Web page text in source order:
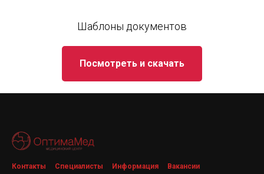
Шаблоны документов
Посмотреть и скачать
Контакты Специалисты Информация Вакансии